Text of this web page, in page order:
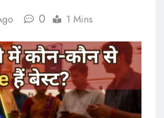
0 1 Mins